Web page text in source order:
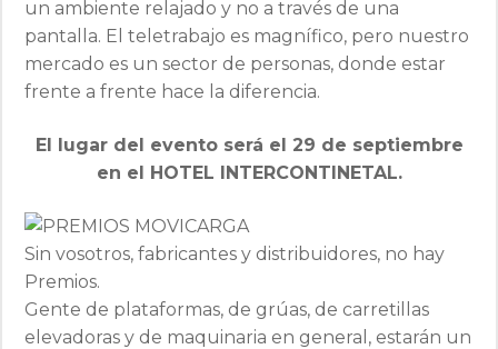
un ambiente relajado y no a través de una
pantalla. El teletrabajo es magnífico, pero nuestro
mercado es un sector de personas, donde estar
frente a frente hace la diferencia.
El lugar del evento será el 29 de septiembre
en el HOTEL INTERCONTINETAL.
Sin vosotros, fabricantes y distribuidores, no hay
Premios.
Gente de plataformas, de grúas, de carretillas
elevadoras y de maquinaria en general, estarán un